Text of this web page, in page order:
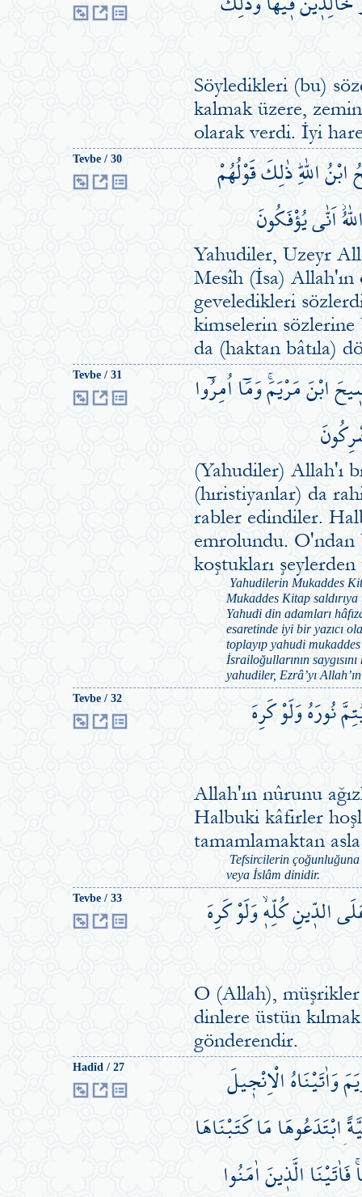
Söyledikleri (bu)
kalmak üzere,
olarak verdi. İyi
Tevbe / 30
اللّٰهِۜ ذٰلِكَ قَوْلُهُمْ
اَنّٰى يُؤْفَكُونَ
Yahudiler, Uzeyr
Mesîh (İsa) Allah'ın
geveledikleri
kimselerin
da (haktan bâtıla)
Tevbe / 31
ابْنَ مَرْيَمَۚ وَمَٓا اُمِرُٓوا
(Yahudiler) Allah'ı
(hıristiyanlar) da
rabler edindiler.
emrolundu. O'ndan
koştukları
Yahudilerin Mukaddes
Mukaddes Kitap
Yahudi din adamları
esaretinde iyi bir yazıcı
toplayıp yahudi
İsrailoğullarının
yahudiler, Ezrâ’yı
Tevbe / 32 نُورَهُ وَلَوْ كَرِهَ
Allah'ın nûrunu
Halbuki kâfirler
tamamlamaktan
Tefsircilerin
veya İslâm dinidir.
Tevbe / 33 الدّ۪ينِ كُلِّه۪ۙ وَلَوْ كَرِهَ
O (Allah),
dinlere üstün
gönderendir.
Hadîd / 27
وَاٰتَيْنَاهُ الْاِنْج۪يلَ
ابْتَدَعُوهَا مَا كَتَبْنَاهَا
الَّذ۪ينَ اٰمَنُوا